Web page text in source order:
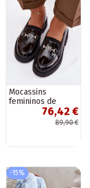
Mocassins
femininos de
couro envernizado
com detalhes
elegantes Vinceza
76,42 €
89,90 €
-15%